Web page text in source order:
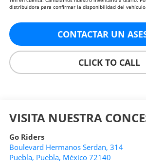
distribuidora para confirmar la disponibilidad del vehículo.
CONTACTAR UN
CLICK TO CALL
VISITA NUESTRA
Go Riders
Boulevard Hermanos Serdan, 314
Puebla, Puebla, México 72140